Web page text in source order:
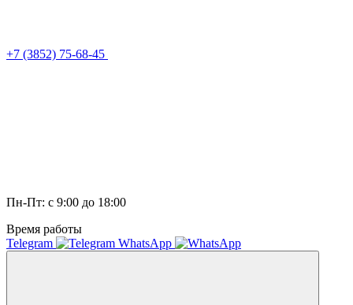
+7 (3852) 75-68-45
Пн-Пт: с 9:00 до 18:00
Время работы
Telegram
WhatsApp